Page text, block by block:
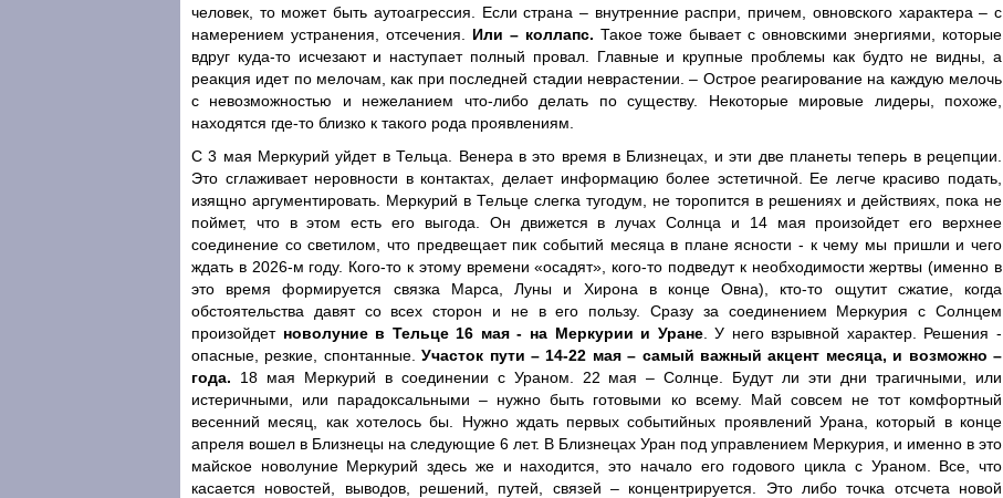
человек, то может быть аутоагрессия. Если страна – внутренние распри, причем, овновского характера – с
намерением устранения, отсечения. Или – коллапс. Такое тоже бывает с овновскими энергиями, которые
вдруг куда-то исчезают и наступает полный провал. Главные и крупные проблемы как будто не видны, а
реакция идет по мелочам, как при последней стадии неврастении. – Острое реагирование на каждую мелочь
с невозможностью и нежеланием что-либо делать по существу. Некоторые мировые лидеры, похоже,
находятся где-то близко к такого рода проявлениям.
С 3 мая Меркурий уйдет в Тельца. Венера в это время в Близнецах, и эти две планеты теперь в рецепции.
Это сглаживает неровности в контактах, делает информацию более эстетичной. Ее легче красиво подать,
изящно аргументировать. Меркурий в Тельце слегка тугодум, не торопится в решениях и действиях, пока не
поймет, что в этом есть его выгода. Он движется в лучах Солнца и 14 мая произойдет его верхнее
соединение со светилом, что предвещает пик событий месяца в плане ясности - к чему мы пришли и чего
ждать в 2026-м году. Кого-то к этому времени «осадят», кого-то подведут к необходимости жертвы (именно в
это время формируется связка Марса, Луны и Хирона в конце Овна), кто-то ощутит сжатие, когда
обстоятельства давят со всех сторон и не в его пользу. Сразу за соединением Меркурия с Солнцем
произойдет новолуние в Тельце 16 мая - на Меркурии и Уране. У него взрывной характер. Решения -
опасные, резкие, спонтанные.Участок пути – 14-22 мая – самый важный акцент месяца, и возможно –
года. 18 мая Меркурий в соединении с Ураном. 22 мая – Солнце. Будут ли эти дни трагичными, или
истеричными, или парадоксальными – нужно быть готовыми ко всему. Май совсем не тот комфортный
весенний месяц, как хотелось бы. Нужно ждать первых событийных проявлений Урана, который в конце
апреля вошел в Близнецы на следующие 6 лет. В Близнецах Уран под управлением Меркурия, и именно в это
майское новолуние Меркурий здесь же и находится, это начало его годового цикла с Ураном. Все, что
касается новостей, выводов, решений, путей, связей – концентрируется. Это либо точка отсчета новой